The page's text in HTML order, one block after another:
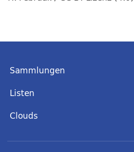
Sammlungen
Listen
Clouds